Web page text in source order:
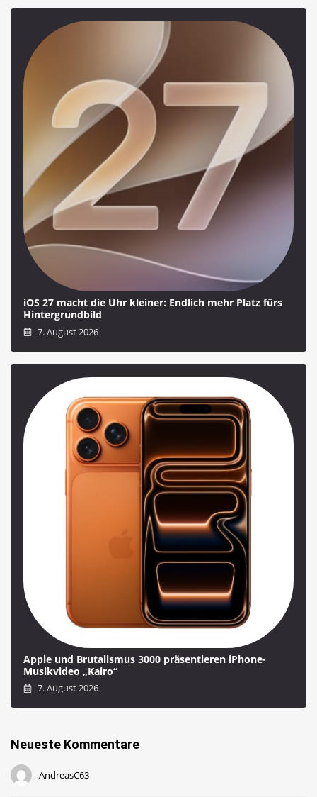
iOS 27 macht die Uhr kleiner: Endlich mehr Platz fürs
Hintergrundbild
7. August 2026
Apple und Brutalismus 3000 präsentieren iPhone-
Musikvideo „Kairo“
7. August 2026
Neueste Kommentare
AndreasC63